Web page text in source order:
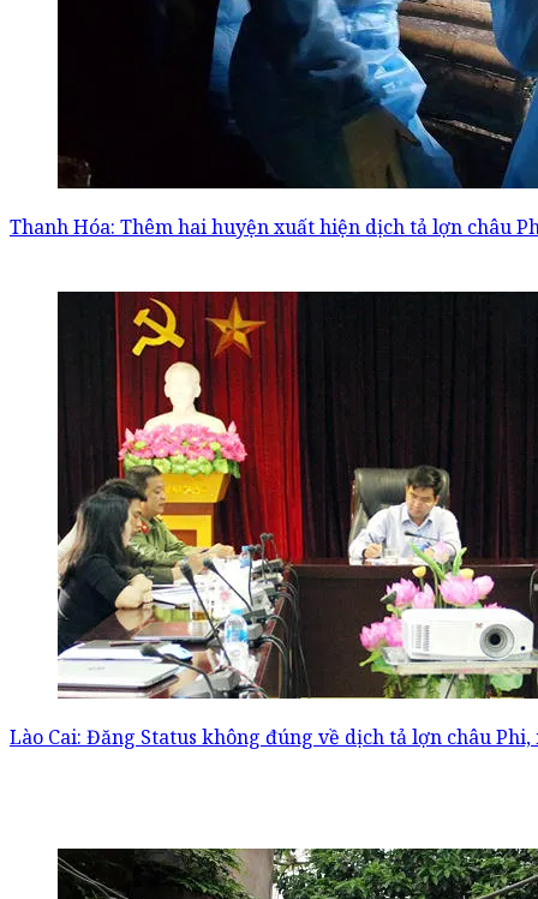
Thanh Hóa: Thêm hai huyện xuất hiện dịch tả lợn châu
Lào Cai: Đăng Status không đúng về dịch tả lợn châu